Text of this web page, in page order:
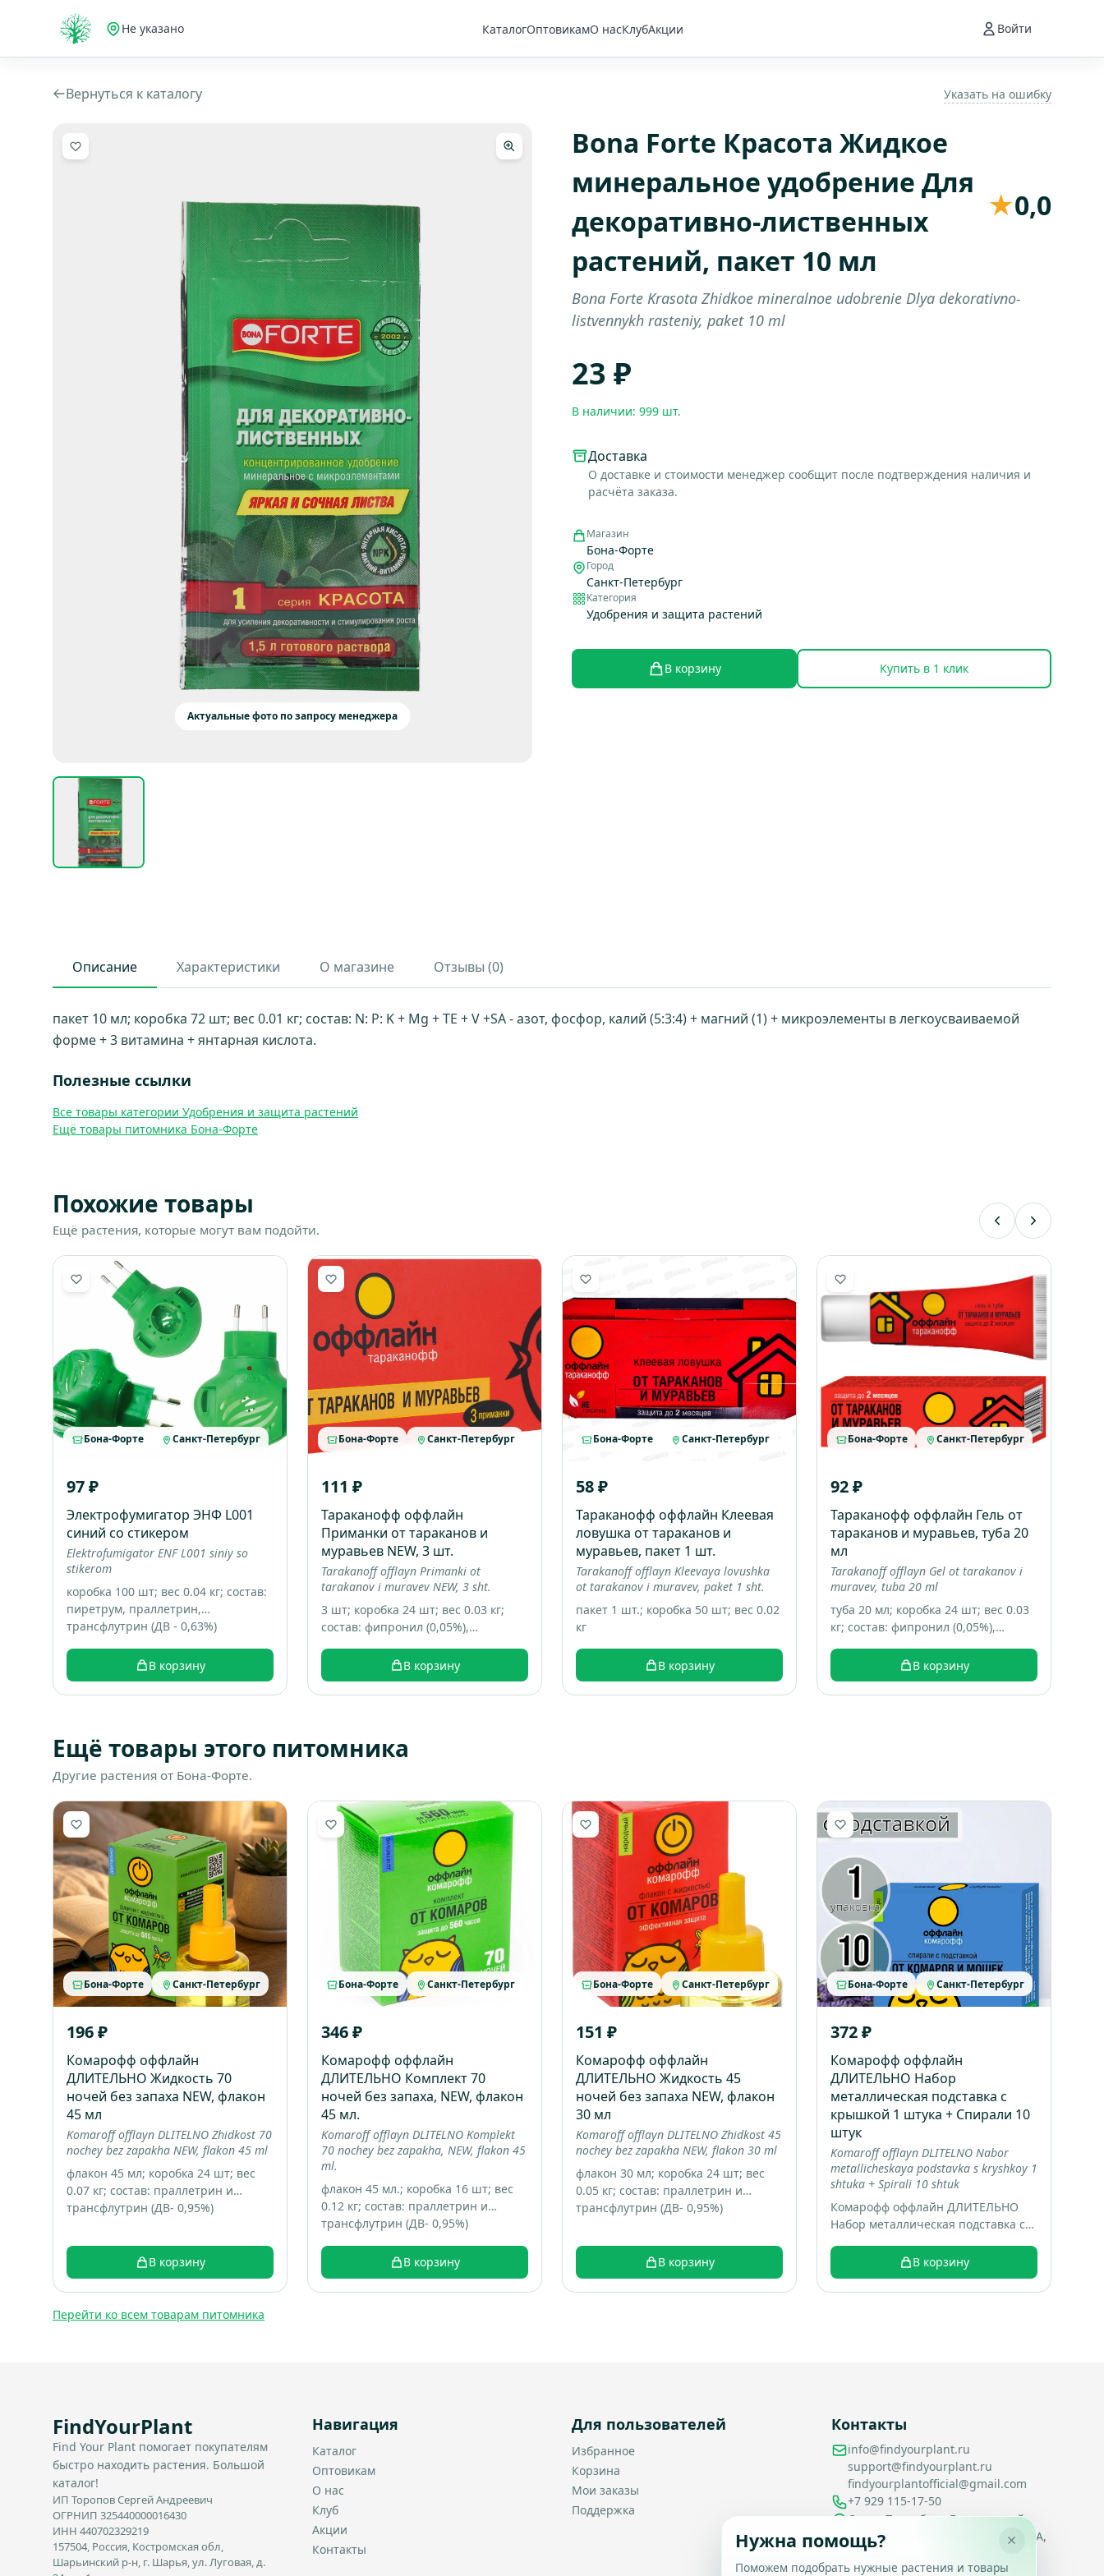
Не указано КаталогОптовикамО насКлубАкции Войти
Вернуться к каталогу Указать на ошибку
Актуальные фото по запросу менеджера
Bona Forte Красота Жидкое
минеральное удобрение Для
декоративно-лиственных
растений, пакет 10 мл
★0,0
Bona Forte Krasota Zhidkoe mineralnoe udobrenie Dlya dekorativno-
listvennykh rasteniy, paket 10 ml
23 ₽
В наличии: 999 шт.
Доставка
О доставке и стоимости менеджер сообщит после подтверждения наличия и
расчёта заказа.
Магазин
Бона-Форте
Город
Санкт-Петербург
Категория
Удобрения и защита растений
В корзину Купить в 1 клик
Описание Характеристики О магазине Отзывы (0)
пакет 10 мл; коробка 72 шт; вес 0.01 кг; состав: N: P: K + Mg + TE + V +SA - азот, фосфор, калий (5:3:4) + магний (1) + микроэлементы в легкоусваиваемой
форме + 3 витамина + янтарная кислота.
Полезные ссылки
Все товары категории Удобрения и защита растений
Ещё товары питомника Бона-Форте
Похожие товары
Ещё растения, которые могут вам подойти.
Бона-Форте Санкт-Петербург
97 ₽
Электрофумигатор ЭНФ L001
синий со стикером
Elektrofumigator ENF L001 siniy so
stikerom
коробка 100 шт; вес 0.04 кг; состав:
пиретрум, праллетрин,
трансфлутрин (ДВ - 0,63%)
В корзину
Бона-Форте Санкт-Петербург
111 ₽
Тараканофф оффлайн
Приманки от тараканов и
муравьев NEW, 3 шт.
Tarakanoff offlayn Primanki ot
tarakanov i muravev NEW, 3 sht.
3 шт; коробка 24 шт; вес 0.03 кг;
состав: фипронил (0,05%),
аттрактанты
В корзину
Бона-Форте Санкт-Петербург
58 ₽
Тараканофф оффлайн Клеевая
ловушка от тараканов и
муравьев, пакет 1 шт.
Tarakanoff offlayn Kleevaya lovushka
ot tarakanov i muravev, paket 1 sht.
пакет 1 шт.; коробка 50 шт; вес 0.02
кг
В корзину
Бона-Форте Санкт-Петербург
92 ₽
Тараканофф оффлайн Гель от
тараканов и муравьев, туба 20
мл
Tarakanoff offlayn Gel ot tarakanov i
muravev, tuba 20 ml
туба 20 мл; коробка 24 шт; вес 0.03
кг; состав: фипронил (0,05%),
консервант, битрекс, пищевые
аттрактанты
В корзину
Ещё товары этого питомника
Другие растения от Бона-Форте.
Бона-Форте Санкт-Петербург
196 ₽
Комарофф оффлайн
ДЛИТЕЛЬНО Жидкость 70
ночей без запаха NEW, флакон
45 мл
Komaroff offlayn DLITELNO Zhidkost 70
nochey bez zapakha NEW, flakon 45 ml
флакон 45 мл; коробка 24 шт; вес
0.07 кг; состав: праллетрин и
трансфлутрин (ДВ- 0,95%)
В корзину
Бона-Форте Санкт-Петербург
346 ₽
Комарофф оффлайн
ДЛИТЕЛЬНО Комплект 70
ночей без запаха, NEW, флакон
45 мл.
Komaroff offlayn DLITELNO Komplekt
70 nochey bez zapakha, NEW, flakon 45
ml.
флакон 45 мл.; коробка 16 шт; вес
0.12 кг; состав: праллетрин и
трансфлутрин (ДВ- 0,95%)
В корзину
Бона-Форте Санкт-Петербург
151 ₽
Комарофф оффлайн
ДЛИТЕЛЬНО Жидкость 45
ночей без запаха NEW, флакон
30 мл
Komaroff offlayn DLITELNO Zhidkost 45
nochey bez zapakha NEW, flakon 30 ml
флакон 30 мл; коробка 24 шт; вес
0.05 кг; состав: праллетрин и
трансфлутрин (ДВ- 0,95%)
В корзину
Бона-Форте Санкт-Петербург
372 ₽
Комарофф оффлайн
ДЛИТЕЛЬНО Набор
металлическая подставка с
крышкой 1 штука + Спирали 10
штук
Komaroff offlayn DLITELNO Nabor
metallicheskaya podstavka s kryshkoy 1
shtuka + Spirali 10 shtuk
Комарофф оффлайн ДЛИТЕЛЬНО
Набор металлическая подставка с
штук; коробка 16 шт; вес 0.22 кг
В корзину
Перейти ко всем товарам питомника
FindYourPlant
Find Your Plant помогает покупателям
быстро находить растения. Большой
каталог!
ИП Торопов Сергей Андреевич
ОГРНИП 325440000016430
ИНН 440702329219
157504, Россия, Костромская обл,
Шарьинский р-н, г. Шарья, ул. Луговая, д.
Навигация
Каталог
Оптовикам
О нас
Клуб
Акции
Контакты
Для пользователей
Избранное
Корзина
Мои заказы
Поддержка
Контакты
info@findyourplant.ru
support@findyourplant.ru
findyourplantofficial@gmail.com
+7 929 115-17-50
Санкт-Петербург, Гражданский
проспект, д. 104, корп. 1, литера А,
офис 430
Нужна помощь?
Поможем подобрать нужные растения и товары